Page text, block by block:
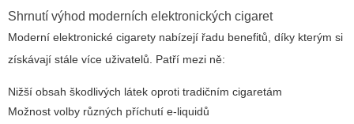
Shrnutí výhod moderních elektronických cigaret
Moderní elektronické cigarety nabízejí řadu benefitů, díky kterým si
získávají stále více uživatelů. Patří mezi ně:
Nižší obsah škodlivých látek oproti tradičním cigaretám
Možnost volby různých příchutí e-liquidů